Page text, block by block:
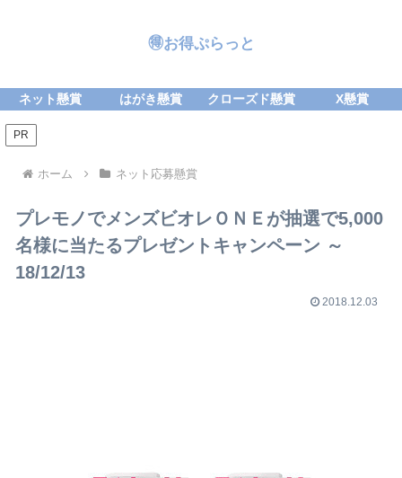
🉐お得ぷらっと
ネット懸賞 はがき懸賞 クローズド懸賞 X懸賞
PR
ホーム ネット応募懸賞
プレモノでメンズビオレＯＮＥが抽選で5,000
名様に当たるプレゼントキャンペーン ～
18/12/13
2018.12.03